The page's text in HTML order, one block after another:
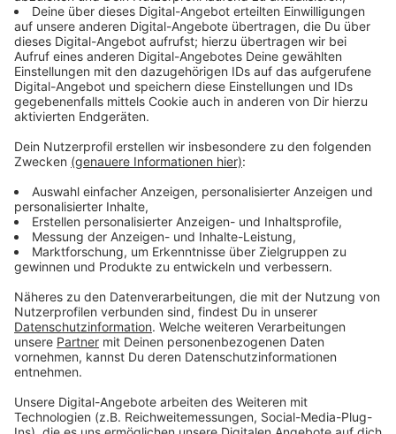
Anzeige
Vorab:
Die Brote aufschneiden und von beiden Seiten mit
etwas zerlassener Butter, Salz und Zucker
einreiben.
Alle Zutaten und das Rinderhack zusammen in
eine Schale und zermatschen. 80 bis 90 Gramm
schwere Buletten formen - passend zur Größe der
Brote.
1. Schritt: Die Buletten auf dem vorgeheizten Grill
von beiden Seiten zwei Minuten grillen.
2. Schritt: Die halbierte Knoblauchzehe mit auf
3. Schritt: Das Brot im Anschluss von beiden
Seiten Maximal 20 Sekunden anrösten.